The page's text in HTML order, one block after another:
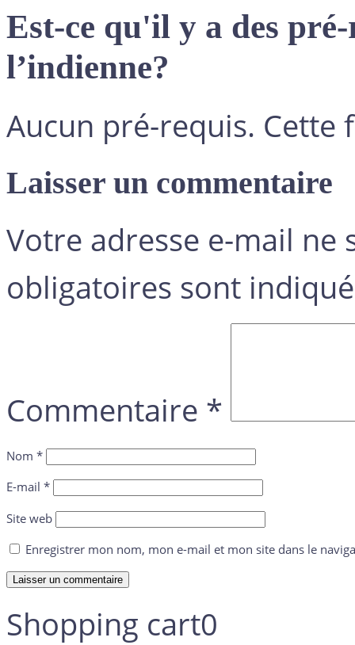
Est-ce qu'il y a des pré-
l’indienne?
Aucun pré-requis.
Laisser un commentaire
Votre adresse e-mail ne
obligatoires sont
Commentaire *
Nom *
E-mail *
Site web
Enregistrer mon nom, mon e-mail et mon site dans le
Shopping cart0